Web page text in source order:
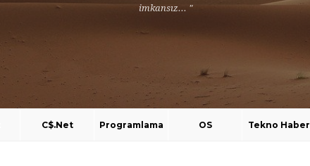
imkansız... "
C$.Net Programlama OS Tekno Haber